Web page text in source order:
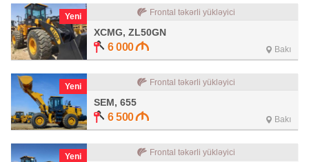
Yeni Frontal təkərli yükləyici
XCMG, ZL50GN
6 000 Bakı
Yeni Frontal təkərli yükləyici
SEM, 655
6 500 Bakı
Yeni Frontal təkərli yükləyici